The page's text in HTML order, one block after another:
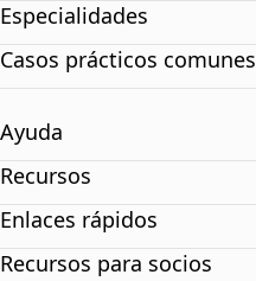
Especialidades
Casos prácticos comunes
Ayuda
Recursos
Enlaces rápidos
Recursos para socios